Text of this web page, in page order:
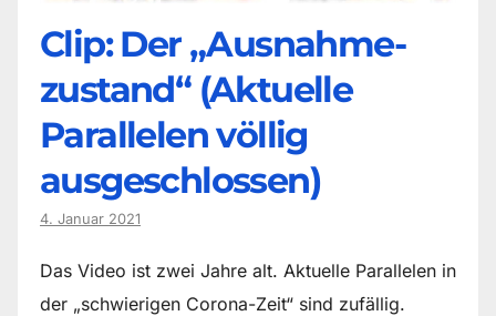
Clip: Der „Ausnahme-
zustand“ (Aktuelle
Parallelen völlig
ausgeschlossen)
4. Januar 2021
Das Video ist zwei Jahre alt. Aktuelle Parallelen in
der „schwierigen Corona-Zeit“ sind zufällig.